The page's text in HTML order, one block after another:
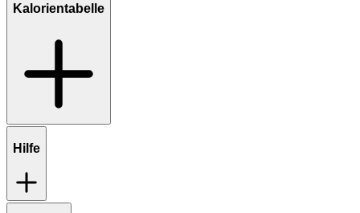
Kalorientabelle
Hilfe